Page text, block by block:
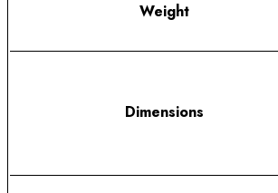
Weight
Dimensions